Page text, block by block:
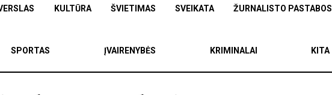
KULTŪRA ŠVIETIMAS SVEIKATA ŽURNALISTO PASTABOS
SPORTAS ĮVAIRENYBĖS KRIMINALAI KITA